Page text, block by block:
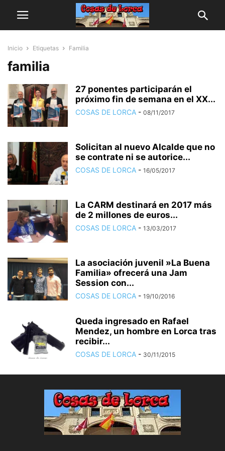
Inicio Etiquetas Familia
familia
27 ponentes participarán el
próximo fin de semana en el XX...
COSAS DE LORCA - 08/11/2017
Solicitan al nuevo Alcalde que no
se contrate ni se autorice...
COSAS DE LORCA - 16/05/2017
La CARM destinará en 2017 más
de 2 millones de euros...
COSAS DE LORCA - 13/03/2017
La asociación juvenil »La Buena
Familia» ofrecerá una Jam
Session con...
COSAS DE LORCA - 19/10/2016
Queda ingresado en Rafael
Mendez, un hombre en Lorca tras
recibir...
COSAS DE LORCA - 30/11/2015